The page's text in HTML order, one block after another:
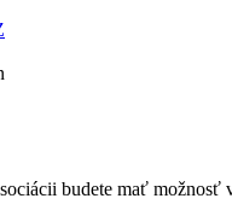
budete mať